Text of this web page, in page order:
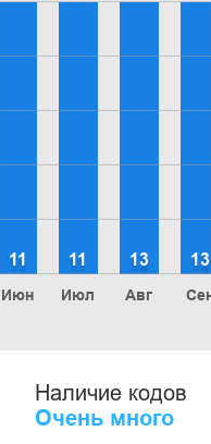
Июн
11
Июл
11
Авг
13 13
Наличие кодов
Очень много